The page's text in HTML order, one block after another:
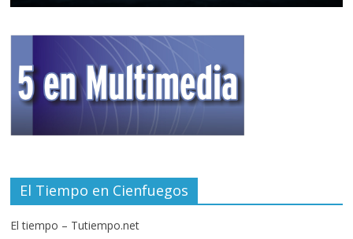
El Tiempo en Cienfuegos
El tiempo – Tutiempo.net